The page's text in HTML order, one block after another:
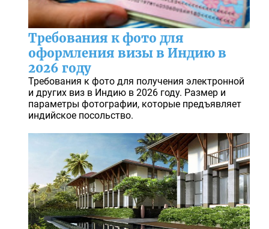
Требования к фото для
оформления визы в Индию в
2026 году
Требования к фото для получения электронной
и других виз в Индию в 2026 году. Размер и
параметры фотографии, которые предъявляет
индийское посольство.